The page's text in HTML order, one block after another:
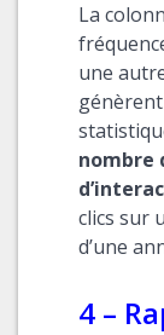
La
une
nombre
clics sur
d’une
4 –